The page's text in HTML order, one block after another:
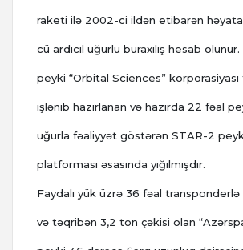
raketi ilə 2002-ci ildən etibarən
cü ardıcıl uğurlu buraxılış hesab
peyki “Orbital Sciences”
işlənib hazırlanan və hazırda 22 fəal
uğurla fəaliyyət göstərən STAR-2
platforması əsasında yığılmışdır.
Faydalı yük üzrə 36 fəal
və təqribən 3,2 ton çəkisi olan